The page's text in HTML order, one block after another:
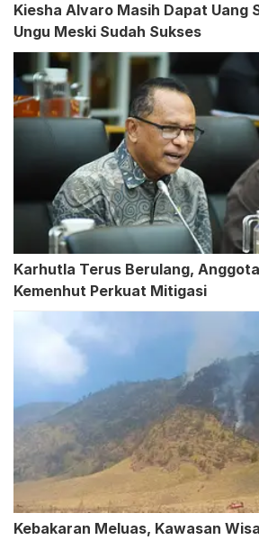
Kiesha Alvaro Masih Dapat Uang
Ungu Meski Sudah Sukses
Karhutla Terus Berulang, Anggota
Kemenhut Perkuat Mitigasi
Kebakaran Meluas, Kawasan